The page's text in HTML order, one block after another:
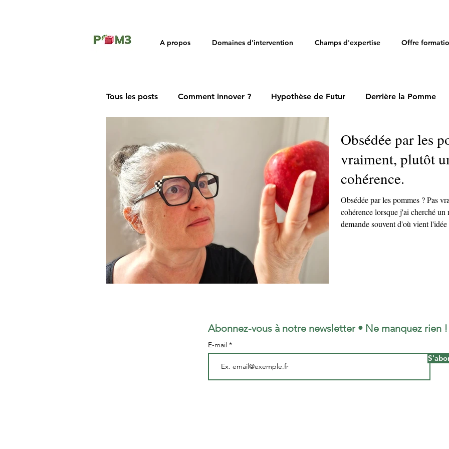
A propos Domaines d'intervention Champs d'expertise Offre
Tous les posts Comment innover ? Hypothèse de Futur Derrière la Pomme
Obsédée par les
vraiment, plutôt
cohérence.
Obsédée par les pommes ? Pas vraiment, plutôt une histoire de
cohérence lorsque j'ai cherché un
demande souvent d'où vient
Abonnez-vous à notre newsletter • Ne manquez rien !
E-mail